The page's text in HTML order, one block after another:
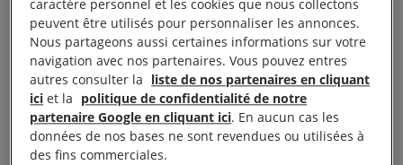
Marchés du monde
caractère personnel et les cookies que nous collectons
peuvent être utilisés pour personnaliser les annonces.
Nous partageons aussi certaines informations sur votre
navigation avec nos partenaires. Vous pouvez entres
autres consulter la liste de nos partenaires en cliquant
ici et la politique de confidentialité de notre
partenaire Google en cliquant ici. En aucun cas les
données de nos bases ne sont revendues ou utilisées à
des fins commerciales.